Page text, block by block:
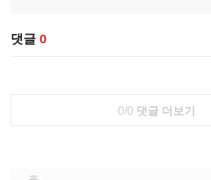
댓글 0
0/0 댓글 더보기